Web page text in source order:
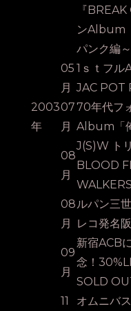
『
ンAlbum
パンク編
05
月
1ｓｔフ
JAC POT
2003
年
07
月
70年代フ
Album「
08
月
J(S)W ト
BLOOD
08
月
ルパン三
レコ発名
09
月
新宿ACB
念！
SOLD
11
オムニバ